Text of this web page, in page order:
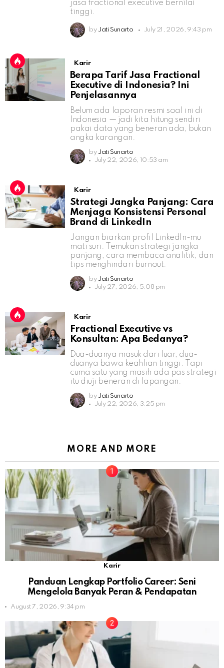
jasa fractional executive bernilai
tinggi.
by Jati Sunarto July 21, 2026, 9:43 pm
Karir
Berapa Tarif Jasa Fractional
Executive di Indonesia? Ini
Penjelasannya
Belum ada laporan resmi soal ini di
Indonesia — jadi kita hitung sendiri
pakai data yang beneran ada, bukan
angka karangan.
by Jati Sunarto
July 22, 2026, 10:53 am
Karir
Strategi Jangka Panjang: Cara
Menjaga Konsistensi Personal
Brand di LinkedIn
Jangan biarkan profil LinkedIn-mu
mati suri. Temukan strategi jangka
panjang, cara membaca analitik, dan
tips menghindari burnout.
by Jati Sunarto
July 27, 2026, 5:08 pm
Karir
Fractional Executive vs
Konsultan: Apa Bedanya?
Dua-duanya masuk dari luar, dua-
duanya bawa keahlian tinggi. Tapi
cuma satu yang masih ada pas strategi
itu diuji beneran di lapangan.
by Jati Sunarto
July 22, 2026, 3:25 pm
MORE AND MORE
Karir
Panduan Lengkap Portfolio Career: Seni
Mengelola Banyak Peran & Pendapatan
August 7, 2026, 9:34 pm